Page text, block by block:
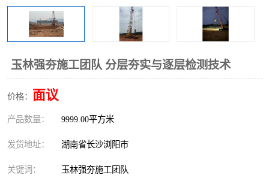
玉林强夯施工团队 分层夯实与逐层检测技术
价格： 面议
产品数量： 9999.00平方米
发货地址： 湖南省长沙浏阳市
关键词： 玉林强夯施工团队